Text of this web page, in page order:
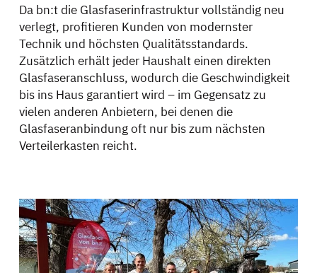
Da bn:t die Glasfaserinfrastruktur vollständig neu
verlegt, profitieren Kunden von modernster
Technik und höchsten Qualitätsstandards.
Zusätzlich erhält jeder Haushalt einen direkten
Glasfaseranschluss, wodurch die Geschwindigkeit
bis ins Haus garantiert wird – im Gegensatz zu
vielen anderen Anbietern, bei denen die
Glasfaseranbindung oft nur bis zum nächsten
Verteilerkasten reicht.